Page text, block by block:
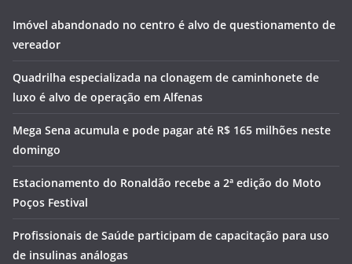
Imóvel abandonado no centro é alvo de questionamento de
vereador
Quadrilha especializada na clonagem de caminhonete de
luxo é alvo de operação em Alfenas
Mega Sena acumula e pode pagar até R$ 165 milhões neste
domingo
Estacionamento do Ronaldão recebe a 2ª edição do Moto
Poços Festival
Profissionais de Saúde participam de capacitação para uso
de insulinas análogas